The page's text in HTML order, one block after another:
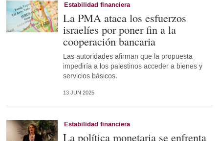
Estabilidad financiera
La PMA ataca los esfuerzos
israelíes por poner fin a la
cooperación bancaria
Las autoridades afirman que la propuesta
impediría a los palestinos acceder a bienes y
servicios básicos.
13 JUN 2025
Estabilidad financiera
La política monetaria se enfrenta